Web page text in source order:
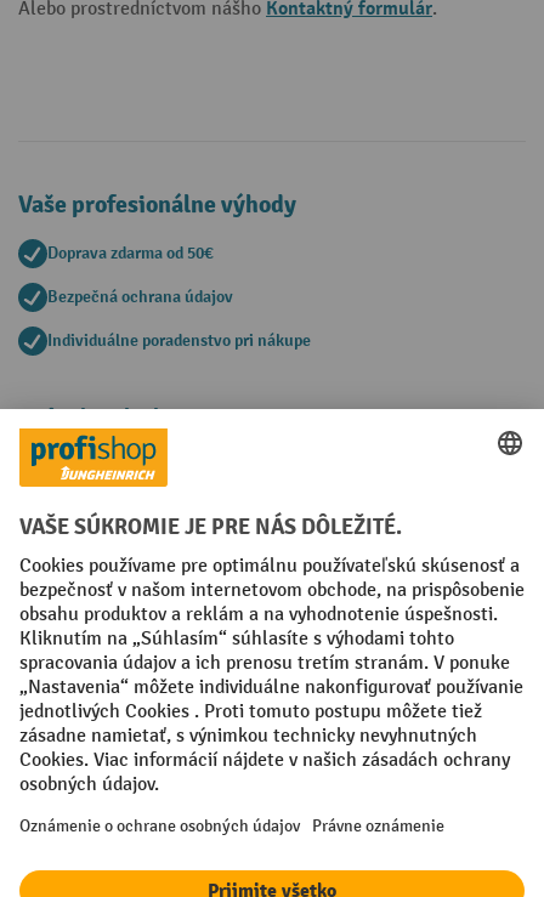
Alebo prostredníctvom nášho Kontaktný formulár.
Vaše profesionálne výhody
Doprava zdarma od 50€
Bezpečná ochrana údajov
Individuálne poradenstvo pri nákupe
Spôsoby platby
Creditcard (Master)Creditcard (Visa)
Faktúra Predplatba
Sociálne siete
Facebook
YouTube
LinkedIn
Nastavenia ochrany osobných údajov
All prices excl. VAT plusshipping costsand possible delivery charges,